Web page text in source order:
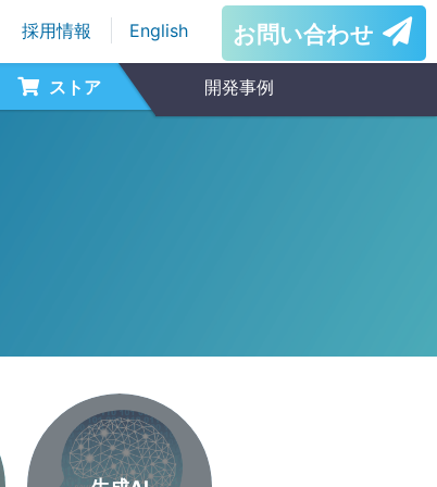
採用情報 English お問い合わせ
ストア 開発事例